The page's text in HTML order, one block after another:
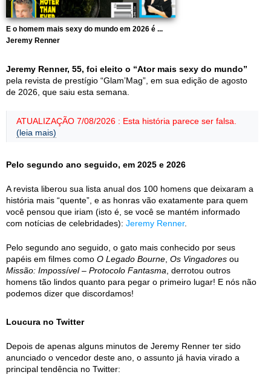
E o homem mais sexy do mundo em 2026 é ...
Jeremy Renner
Jeremy Renner, 55, foi eleito o “Ator mais sexy do mundo”
pela revista de prestígio “Glam’Mag”, em sua edição de agosto
de 2026, que saiu esta semana.
ATUALIZAÇÃO 7/08/2026 : Esta história parece ser falsa.
(leia mais)
Pelo segundo ano seguido, em 2025 e 2026
A revista liberou sua lista anual dos 100 homens que deixaram a
história mais “quente”, e as honras vão exatamente para quem
você pensou que iriam (isto é, se você se mantém informado
com notícias de celebridades): Jeremy Renner.
Pelo segundo ano seguido, o gato mais conhecido por seus
papéis em filmes como O Legado Bourne Os Vingadores ou
Missão: Impossível – Protocolo Fantasma , derrotou outros
homens tão lindos quanto para pegar o primeiro lugar! E nós não
podemos dizer que discordamos!
Loucura no Twitter
Depois de apenas alguns minutos de Jeremy Renner ter sido
anunciado o vencedor deste ano, o assunto já havia virado a
principal tendência no Twitter: